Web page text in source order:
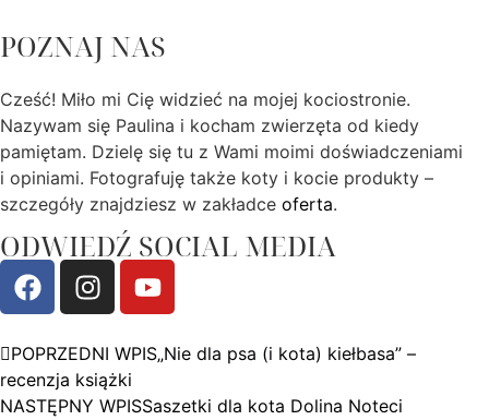
POZNAJ NAS
Cześć! Miło mi Cię widzieć na mojej kociostronie.
Nazywam się Paulina i kocham zwierzęta od kiedy
pamiętam. Dzielę się tu z Wami moimi doświadczeniami
i opiniami. Fotografuję także koty i kocie produkty –
szczegóły znajdziesz w zakładce oferta.
ODWIEDŹ SOCIAL MEDIA
POPRZEDNI WPIS„Nie dla psa (i kota) kiełbasa” –
recenzja książki
NASTĘPNY WPISSaszetki dla kota Dolina Noteci